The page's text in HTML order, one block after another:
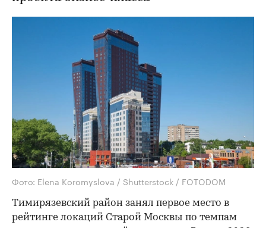
Фото: Elena Koromyslova / Shutterstock / FOTODOM
Тимирязевский район занял первое место в
рейтинге локаций Старой Москвы по темпам